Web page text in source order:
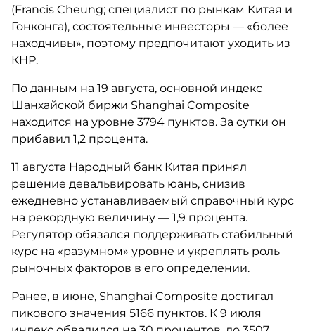
(Francis Cheung; специалист по рынкам Китая и
Гонконга), состоятельные инвесторы — «более
находчивы», поэтому предпочитают уходить из
КНР.
По данным на 19 августа, основной индекс
Шанхайской биржи Shanghai Composite
находится на уровне 3794 пунктов. За сутки он
прибавил 1,2 процента.
11 августа Народный банк Китая принял
решение девальвировать юань, снизив
ежедневно устанавливаемый справочный курс
на рекордную величину — 1,9 процента.
Регулятор обязался поддерживать стабильный
курс на «разумном» уровне и укреплять роль
рыночных факторов в его определении.
Ранее, в июне, Shanghai Composite достигал
пикового значения 5166 пунктов. К 9 июля